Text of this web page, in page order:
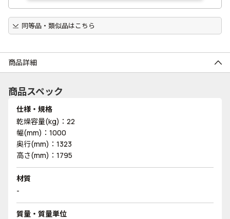
同等品・類似品はこちら
商品詳細
商品スペック
仕様・規格
乾燥容量(kg)：22
幅(mm)：1000
奥行(mm)：1323
高さ(mm)：1795
材質
-
質量・質量単位